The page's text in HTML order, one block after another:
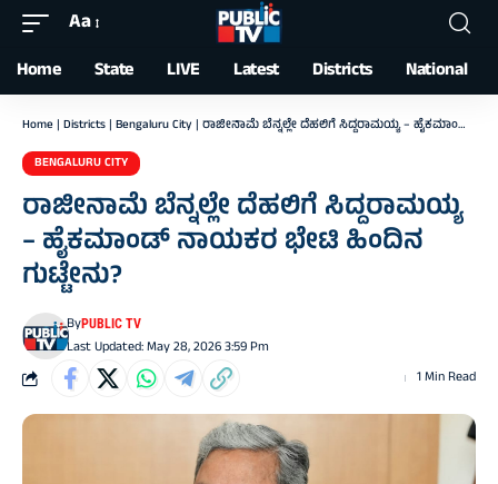
Font
Resizer
Aa
Home State LIVE Latest Districts National
Home | Districts | Bengaluru City | ರಾಜೀನಾಮೆ ಬೆನ್ನಲ್ಲೇ ದೆಹಲಿಗೆ ಸಿದ್ದರಾಮಯ್ಯ – ಹೈಕಮಾಂಡ್ ನಾಯಕರ ಭೇಟಿ ಹಿಂದಿನ ಗುಟ್ಟೇನು?
BENGALURU CITY
ರಾಜೀನಾಮೆ ಬೆನ್ನಲ್ಲೇ ದೆಹಲಿಗೆ ಸಿದ್ದರಾಮಯ್ಯ
– ಹೈಕಮಾಂಡ್ ನಾಯಕರ ಭೇಟಿ ಹಿಂದಿನ
ಗುಟ್ಟೇನು?
Last Updated: May 28, 2026 3:59 Pm
ByPUBLIC TV
1 Min Read